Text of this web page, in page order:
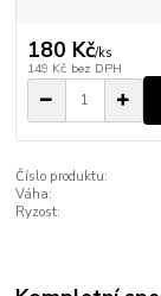
180 Kč/ks
149 Kč bez DPH
Číslo produktu:
Váha:
Ryzost: